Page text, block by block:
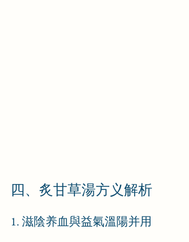
四、炙甘草湯方义解析
1. 滋陰养血與益氣溫陽并用